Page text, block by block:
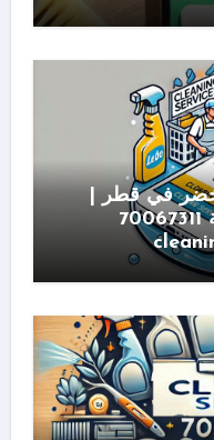
في قطر |
خدمة مميزة بأسعار تنافسية 70067311